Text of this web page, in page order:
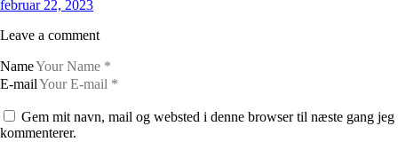
februar 22, 2023
Leave a comment
Name
E-mail
Gem mit navn, mail og websted i denne browser til næste gang jeg
kommenterer.